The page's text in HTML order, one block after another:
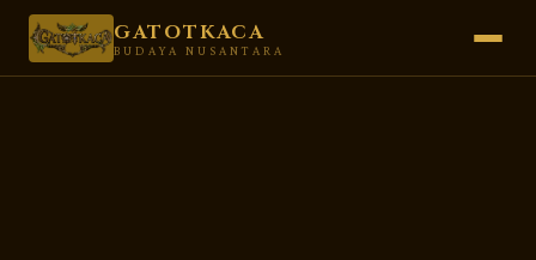
GATOTKACA
BUDAYA NUSANTARA